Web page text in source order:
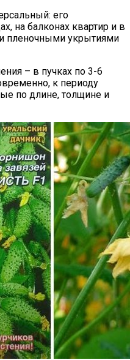
его
на балконах квартир и в
пленочными укрытиями
– в пучках по 3-6
к периоду
по длине, толщине и